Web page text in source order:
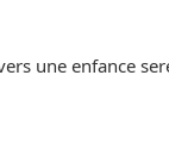
une enfance